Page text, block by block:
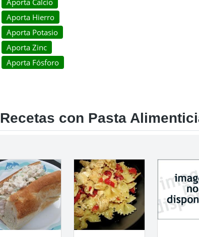
Aporta Calcio
Aporta Hierro
Aporta Potasio
Aporta Zinc
Aporta Fósforo
Recetas con Pasta